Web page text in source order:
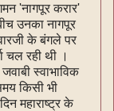
'नागपूर करार'
उनका नागपूर
के बंगले पर
चल रही थी ।
स्वाभाविक
किसी भी
महाराष्ट्र के